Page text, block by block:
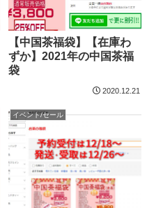
【中国茶福袋】【在庫わ
ずか】2021年の中国茶福
袋
2020.12.21
イベント/セール